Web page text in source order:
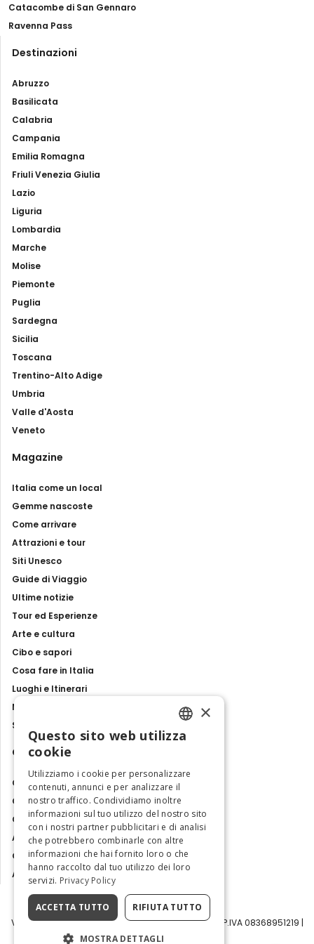
Catacombe di San Gennaro
Ravenna Pass
Destinazioni
Abruzzo
Basilicata
Calabria
Campania
Emilia Romagna
Friuli Venezia Giulia
Lazio
Liguria
Lombardia
Marche
Molise
Piemonte
Puglia
Sardegna
Sicilia
Toscana
Trentino-Alto Adige
Umbria
Valle d'Aosta
Veneto
Magazine
Italia come un local
Gemme nascoste
Come arrivare
Attrazioni e tour
Siti Unesco
Guide di Viaggio
Ultime notizie
Tour ed Esperienze
Arte e cultura
Cibo e sapori
Cosa fare in Italia
Luoghi e Itinerari
Mostre, eventi e spettacoli
Storie e tradizioni
Contatti
Chi siamo
Collabora con noi
Contatti
Ambasciatrice dell'Eccellenza
Osservatorio Turismo
Area Riservata
Visit Italy Srl | Via Filippo Argelati, 10, 20143 Milano | P.IVA 08368951219 |
ENGLISH
ITALIAN
×
Questo sito web utilizza
cookie
Utilizziamo i cookie per personalizzare
contenuti, annunci e per analizzare il
nostro traffico. Condividiamo inoltre
informazioni sul tuo utilizzo del nostro sito
con i nostri partner pubblicitari e di analisi
che potrebbero combinarle con altre
informazioni che hai fornito loro o che
hanno raccolto dal tuo utilizzo dei loro
servizi. Privacy Policy
ACCETTA TUTTO RIFIUTA TUTTO
MOSTRA DETTAGLI